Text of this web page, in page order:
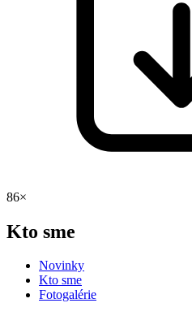
86×
Kto sme
Novinky
Kto sme
Fotogalérie